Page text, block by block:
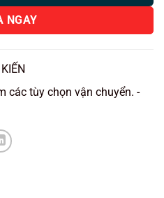
NGAY
các tùy chọn vận chuyển. -